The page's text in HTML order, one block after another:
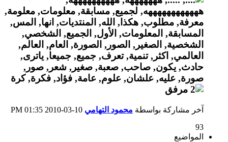
آخر مشاركة بواسطة محمود التهامي
01:35 PM
93
المواضيع